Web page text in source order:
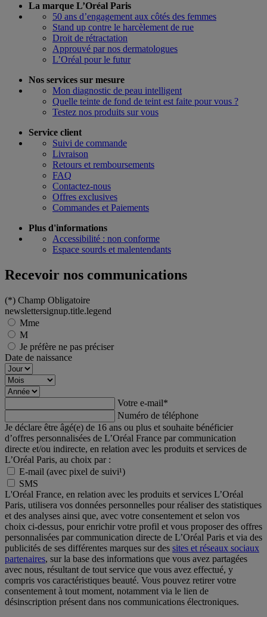
La marque L’Oréal Paris
50 ans d’engagement aux côtés des femmes
Stand up contre le harcèlement de rue
Droit de rétractation
Approuvé par nos dermatologues
L’Oréal pour le futur
Nos services sur mesure
Mon diagnostic de peau intelligent
Quelle teinte de fond de teint est faite pour vous ?
Testez nos produits sur vous
Service client
Suivi de commande
Livraison
Retours et remboursements
FAQ
Contactez-nous
Offres exclusives
Commandes et Paiements
Plus d'informations
Accessibilité : non conforme
Espace sourds et malentendants
Recevoir nos communications
(*) Champ Obligatoire
newslettersignup.title.legend
Mme
M
Je préfère ne pas préciser
Date de naissance
Votre e-mail*
Numéro de téléphone
Je déclare être âgé(e) de 16 ans ou plus et souhaite bénéficier
d’offres personnalisées de L’Oréal France par communication
directe et/ou indirecte, en relation avec les produits et services de
L’Oréal Paris, au choix par :
E-mail (avec pixel de suivi¹)
SMS
L'Oréal France, en relation avec les produits et services L’Oréal
Paris, utilisera vos données personnelles pour réaliser des statistiques
et des analyses ainsi que, avec votre consentement et selon vos
choix ci-dessus, pour enrichir votre profil et vous proposer des offres
personnalisées par communication directe de L’Oréal Paris et via des
publicités de ses différentes marques sur des sites et réseaux sociaux
partenaires, sur la base des informations que vous avez partagées
avec nous, résultant de tout service que vous avez effectué, y
compris vos caractéristiques beauté. Vous pouvez retirer votre
consentement à tout moment, notamment via le lien de
désinscription présent dans nos communications électroniques.